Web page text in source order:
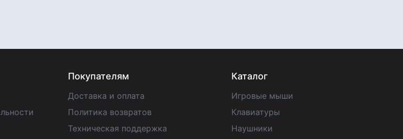
Покупателям
Доставка и оплата
Политика возвратов
Техническая поддержка
Каталог
Игровые мыши
Клавиатуры
Наушники